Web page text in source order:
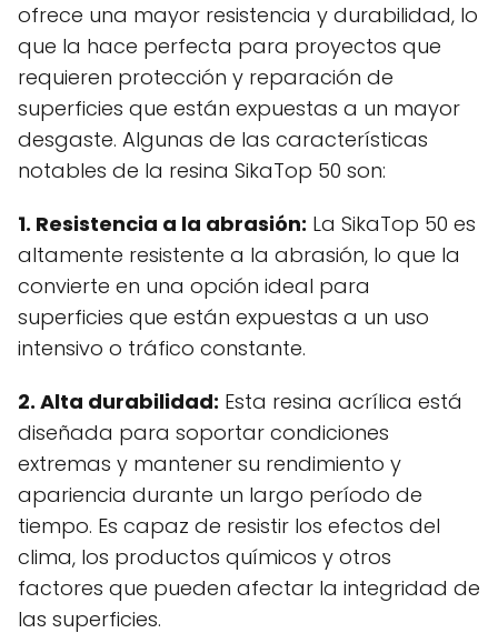
ofrece una mayor resistencia y durabilidad, lo
que la hace perfecta para proyectos que
requieren protección y reparación de
superficies que están expuestas a un mayor
desgaste. Algunas de las características
notables de la resina SikaTop 50 son:
1. Resistencia a la abrasión: La SikaTop 50 es
altamente resistente a la abrasión, lo que la
convierte en una opción ideal para
superficies que están expuestas a un uso
intensivo o tráfico constante.
2. Alta durabilidad: Esta resina acrílica está
diseñada para soportar condiciones
extremas y mantener su rendimiento y
apariencia durante un largo período de
tiempo. Es capaz de resistir los efectos del
clima, los productos químicos y otros
factores que pueden afectar la integridad de
las superficies.